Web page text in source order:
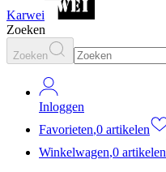
Karwei
Zoeken
Zoeken
Inloggen
Favorieten,0 artikelen
Winkelwagen,0 artikelen